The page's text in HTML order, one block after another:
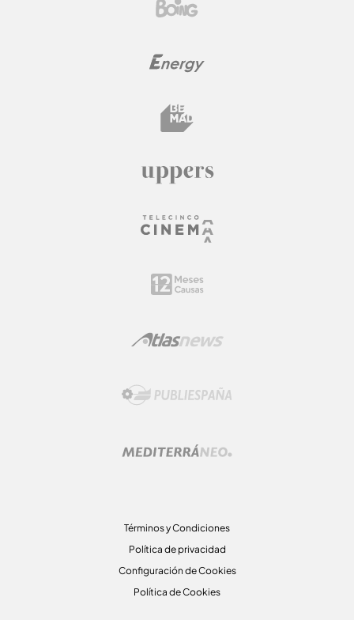
Términos y Condiciones
Política de privacidad
Configuración de Cookies
Política de Cookies